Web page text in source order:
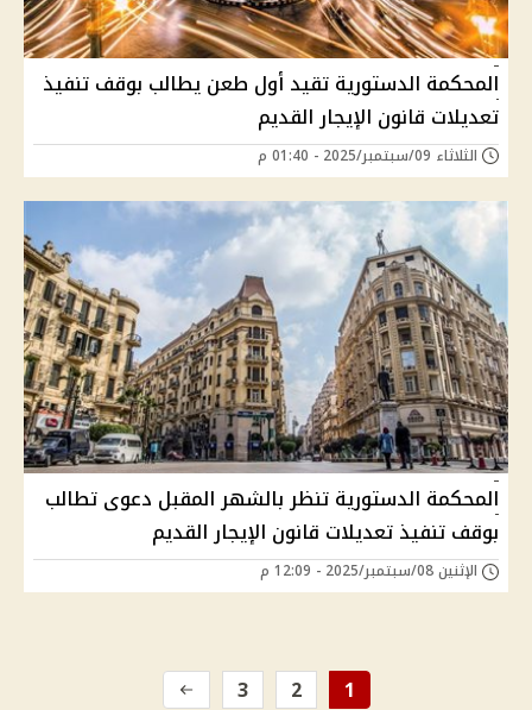
المحكمة الدستورية تقيد أول طعن يطالب بوقف تنفيذ
تعديلات قانون الإيجار القديم
الثلاثاء 09/سبتمبر/2025 - 01:40 م
المحكمة الدستورية تنظر بالشهر المقبل دعوى تطالب
بوقف تنفيذ تعديلات قانون الإيجار القديم
الإثنين 08/سبتمبر/2025 - 12:09 م
1
2
3